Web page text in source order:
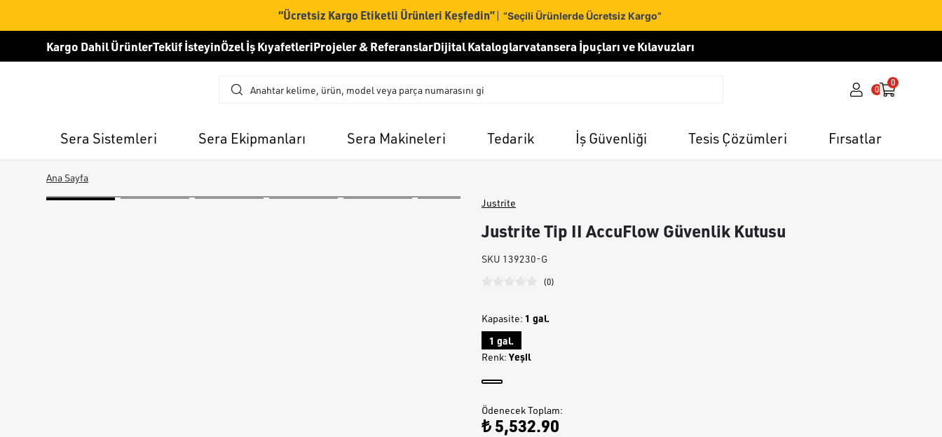
“Ücretsiz Kargo Etiketli Ürünleri Keşfedin”| “Seçili Ürünlerde Ücretsiz Kargo”
Kargo Dahil ÜrünlerTeklif İsteyinÖzel İş KıyafetleriProjeler & ReferanslarDijital Kataloglarvatansera İpuçları ve Kılavuzları
0
0
Sera Sistemleri Sera Ekipmanları Sera Makineleri Tedarik İş Güvenliği Tesis Çözümleri Fırsatlar
Ana Sayfa
Justrite
Justrite Tip II AccuFlow Güvenlik Kutusu
SKU 139230-G
(0)
Kapasite: 1 gal.
1 gal.
Renk: Yeşil
Ödenecek Toplam:
₺ 5,532.90